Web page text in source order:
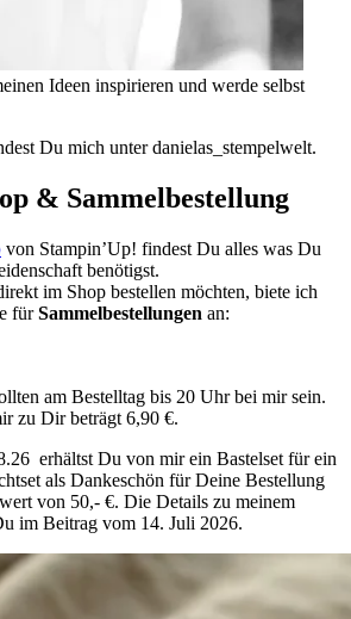
Ideen inspirieren und werde selbst
Du mich unter danielas_stempelwelt.
& Sammelbestellung
von Stampin’Up! findest Du alles was Du
benötigst.
im Shop bestellen möchten, biete ich
fürSammelbestellungen an:
am Bestelltag bis 20 Uhr bei mir sein.
zu Dir beträgt 6,90 €.
erhältst Du von mir ein Bastelset für ein
als Dankeschön für Deine Bestellung
von 50,- €. Die Details zu meinem
im Beitrag vom 14. Juli 2026.